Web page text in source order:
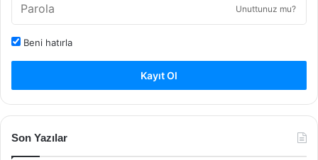
Unuttunuz mu?
Beni hatırla
Kayıt Ol
Son Yazılar